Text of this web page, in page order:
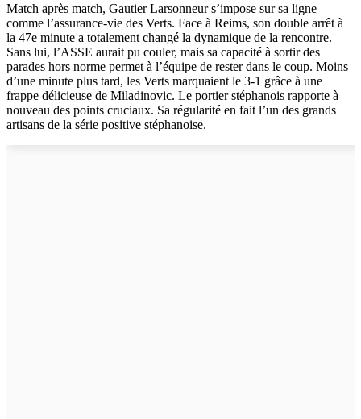
Match après match, Gautier Larsonneur s’impose sur sa ligne
comme l’assurance-vie des Verts. Face à Reims, son double arrêt à
la 47e minute a totalement changé la dynamique de la rencontre.
Sans lui, l’ASSE aurait pu couler, mais sa capacité à sortir des
parades hors norme permet à l’équipe de rester dans le coup. Moins
d’une minute plus tard, les Verts marquaient le 3-1 grâce à une
frappe délicieuse de Miladinovic. Le portier stéphanois rapporte à
nouveau des points cruciaux. Sa régularité en fait l’un des grands
artisans de la série positive stéphanoise.